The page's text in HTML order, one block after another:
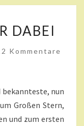
DABEI
Kommentare
nun
Großen Stern,
und zum ersten